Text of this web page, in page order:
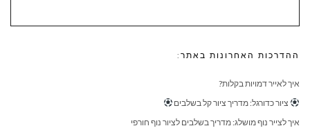
ההדרכות האחרונות באתר:
איך לאייר דמויות בקלות?
ציור כדורגל: מדריך ציור קל בשלבים
איך לצייר נוף מושלג: מדריך בשלבים לציור נוף חורפי